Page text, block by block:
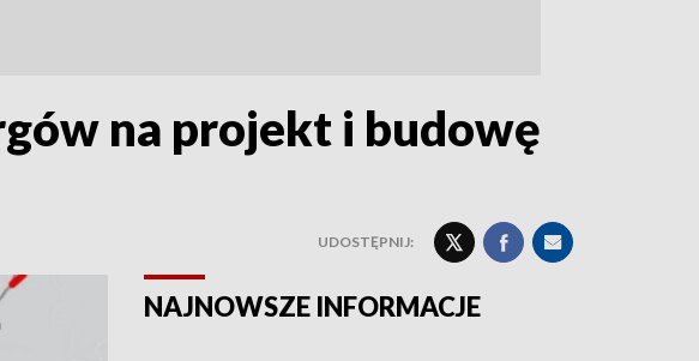
na projekt i budowę
UDOSTĘPNIJ:
NAJNOWSZE INFORMACJE